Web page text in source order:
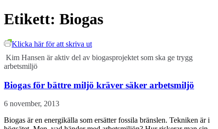
Etikett: Biogas
Klicka här för att skriva ut
Kim Hansen är aktiv del av biogasprojektet som ska ge trygg
arbetsmiljö
Biogas för bättre miljö kräver säker arbetsmiljö
6 november, 2013
Biogas är en energikälla som ersätter fossila bränslen. Tekniken är i